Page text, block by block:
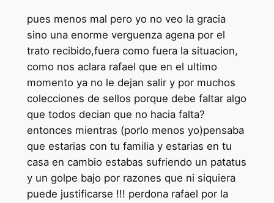
pues menos mal pero yo no veo la gracia
sino una enorme verguenza agena por el
trato recibido,fuera como fuera la situacion,
como nos aclara rafael que en el ultimo
momento ya no le dejan salir y por muchos
colecciones de sellos porque debe faltar algo
que todos decian que no hacia falta?
entonces mientras (porlo menos yo)pensaba
que estarias con tu familia y estarias en tu
casa en cambio estabas sufriendo un patatus
y un golpe bajo por razones que ni siquiera
puede justificarse !!! perdona rafael por la